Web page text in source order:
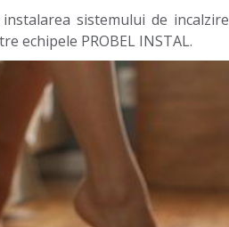
sistemului de
echipele PROBEL INSTAL.